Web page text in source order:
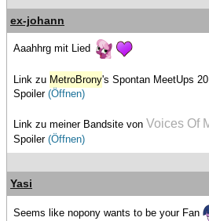
ex-johann
Aaahhrg mit Lied
Link zu MetroBrony's Spontan MeetUps
Spoiler (Öffnen)
Link zu meiner Bandsite von Voices Of
Spoiler (Öffnen)
Yasi
Seems like nopony wants to be your Fan